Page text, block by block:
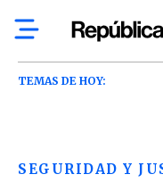
TEMAS DE HOY:
SEGURIDAD Y